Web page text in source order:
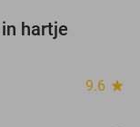
hartje
9.6 star